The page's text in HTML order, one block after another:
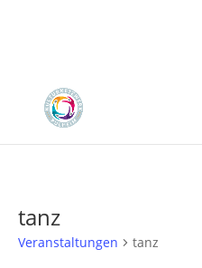
tanz
Veranstaltungen tanz